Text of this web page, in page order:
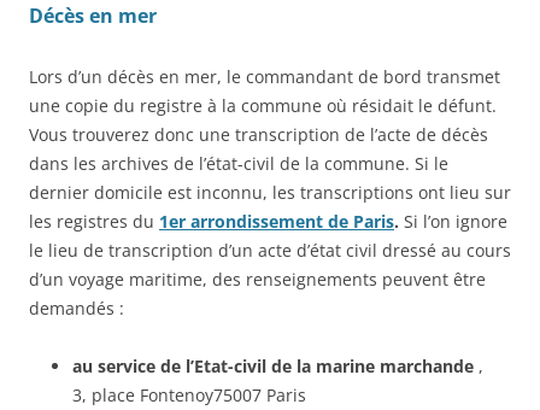
Décès en mer
Lors d’un décès en mer, le commandant de bord transmet
une copie du registre à la commune où résidait le défunt.
Vous trouverez donc une transcription de l’acte de décès
dans les archives de l’état-civil de la commune. Si le
dernier domicile est inconnu, les transcriptions ont lieu sur
les registres du 1er arrondissement de Paris. Si l’on ignore
le lieu de transcription d’un acte d’état civil dressé au cours
d’un voyage maritime, des renseignements peuvent être
demandés :
au service de l’Etat-civil de la marine marchande ,
3, place Fontenoy75007 Paris